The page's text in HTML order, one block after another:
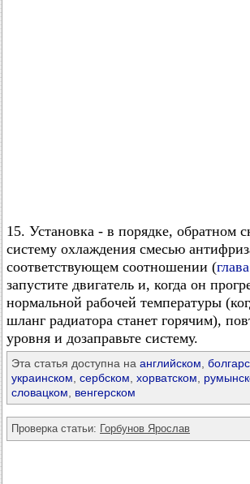
15. Установка - в порядке, обратном
систему охлаждения смесью
соответствующем соотношении (
запустите двигатель и, когда он
нормальной рабочей температуры
шланг радиатора станет горячим),
уровня и дозаправьте систему.
Эта статья доступна на английском
украинском сербском хорватском
словацком
венгерском
Проверка статьи: Горбунов Ярослав